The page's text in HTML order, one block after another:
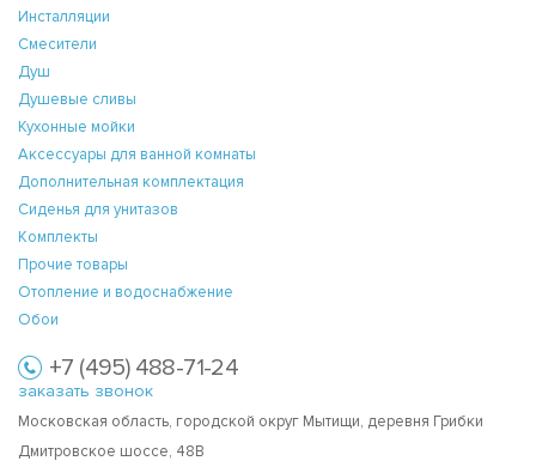
Инсталляции
Смесители
Душ
Душевые сливы
Кухонные мойки
Аксессуары для ванной комнаты
Дополнительная комплектация
Сиденья для унитазов
Комплекты
Прочие товары
Отопление и водоснабжение
Обои
+7 (495) 488-71-24
заказать звонок
Московская область, городской округ Мытищи, деревня Грибки
Дмитровское шоссе, 48В